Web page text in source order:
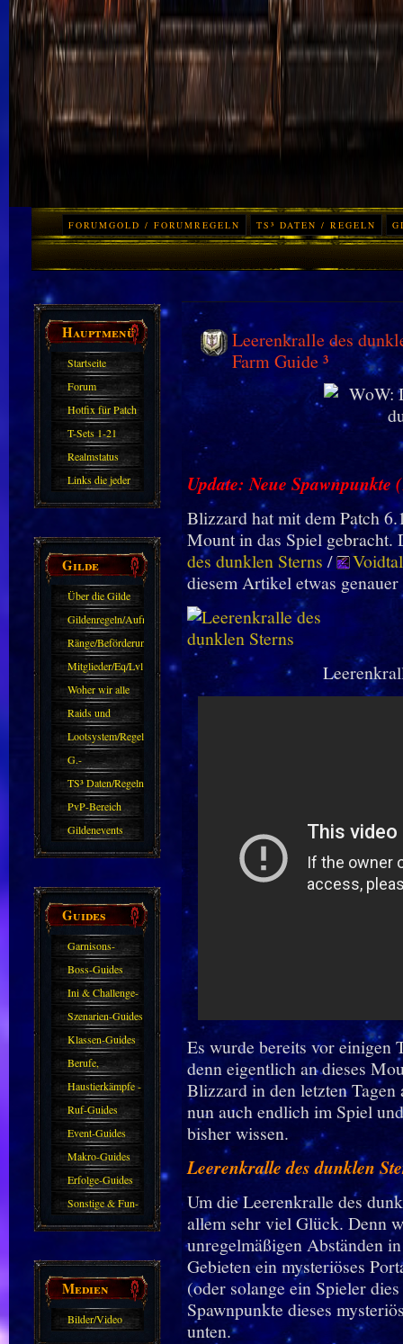
FORUMGOLD / FORUMREGELN TS³ DATEN / REGELN
Hauptmenü
Startseite
Forum
Hotfix für Patch
11.X
T-Sets 1-21
Realmstatus
Links die jeder
kennen sollte?!
Gilde
Über die Gilde
(DAW)
Gildenregeln/Aufnahme
Ränge/Beförderungen
Mitglieder/Eq/Lvl
Woher wir alle
kommen.
Raids und
Zubehör
Lootsystem/Regeln
G.-
Sparkasse/Goldleihen
TS³ Daten/Regeln
PvP-Bereich
Gildenevents
Guides
Garnisons-
Guides
Boss-Guides
Ini & Challenge-
Guides
Szenarien-Guides
Klassen-Guides
Berufe,
Farmkarten und
Haustiere
Haustierkämpfe -
Guide
Ruf-Guides
Event-Guides
Makro-Guides
Erfolge-Guides
Sonstige & Fun-
Guides
Medien
Bilder/Video
Leerenkralle des
Farm Guide ³
Update: Neue Spawnpunkte
Blizzard hat mit dem Patch
Mount in das Spiel
des dunklen Sterns /
diesem Artikel etwas
Es wurde bereits vor einigen
denn eigentlich an dieses
Blizzard in den letzten
nun auch endlich im Spiel
bisher wissen.
Leerenkralle des dunklen
Um die Leerenkralle des
allem sehr viel Glück. Denn
unregelmäßigen Abständen
Gebieten ein mysteriöses
(oder solange ein Spieler
Spawnpunkte dieses
unten.